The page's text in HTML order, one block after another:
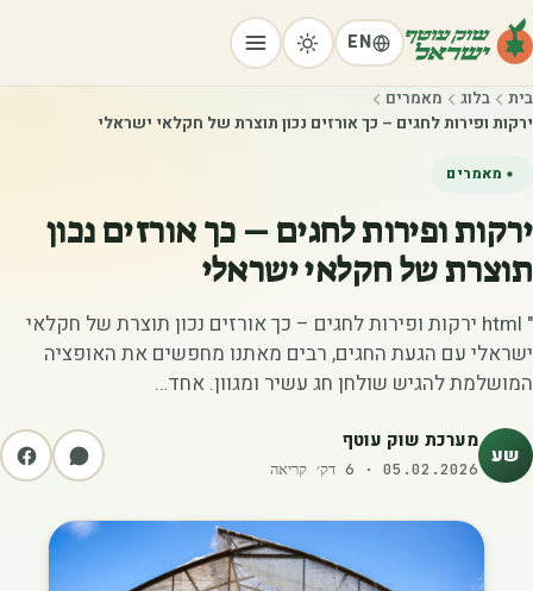
EN
בית בלוג
מאמרים
ירקות ופירות לחגים – כך אורזים נכון תוצרת של חקלאי ישראלי
מאמרים
ירקות ופירות לחגים – כך אורזים נכון
תוצרת של חקלאי ישראלי
" html ירקות ופירות לחגים – כך אורזים נכון תוצרת של חקלאי
ישראלי עם הגעת החגים, רבים מאתנו מחפשים את האופציה
המושלמת להגיש שולחן חג עשיר ומגוון. אחד…
שע מערכת שוק עוטף
05.02.2026
·
6 דק׳ קריאה